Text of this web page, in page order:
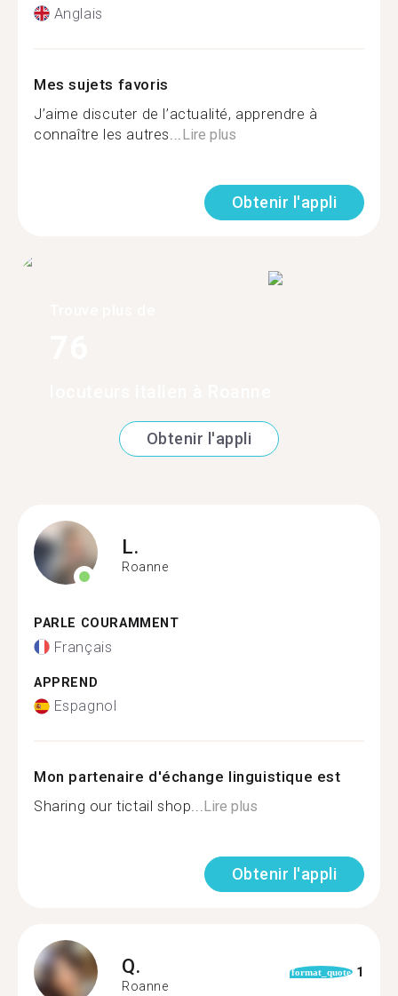
Anglais
Mes sujets favoris
J’aime discuter de l’actualité, apprendre à
connaître les autres... Lire plus
Obtenir l'appli
Obtenir l'appli
L.
Roanne
PARLE COURAMMENT
Français
APPREND
Espagnol
Mon partenaire d'échange linguistique est
Sharing our tictail shop...Lire plus
Obtenir l'appli
Q.
Roanne
format_quote 1